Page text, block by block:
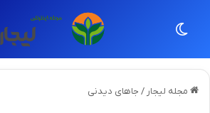
مجله لیجار / جاهای دیدنی